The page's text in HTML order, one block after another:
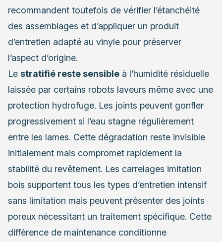
recommandent toutefois de vérifier l’étanchéité
des assemblages et d’appliquer un produit
d’entretien adapté au vinyle pour préserver
l’aspect d’origine.
Le stratifié reste sensible à l’humidité résiduelle
laissée par certains robots laveurs même avec une
protection hydrofuge. Les joints peuvent gonfler
progressivement si l’eau stagne régulièrement
entre les lames. Cette dégradation reste invisible
initialement mais compromet rapidement la
stabilité du revêtement. Les carrelages imitation
bois supportent tous les types d’entretien intensif
sans limitation mais peuvent présenter des joints
poreux nécessitant un traitement spécifique. Cette
différence de maintenance conditionne